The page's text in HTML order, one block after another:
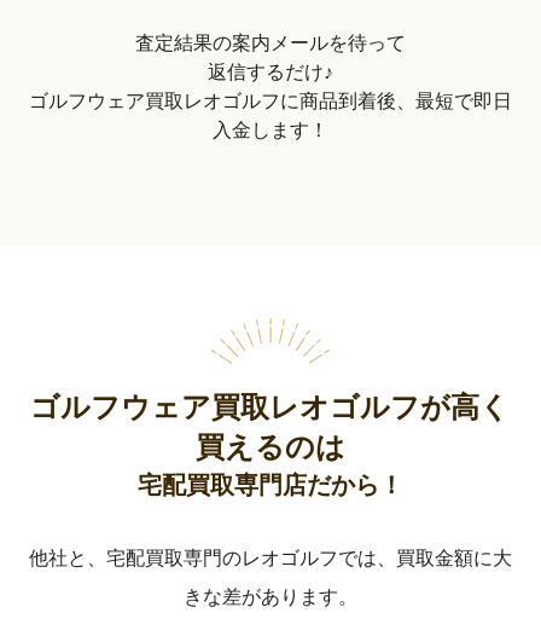
査定結果の案内メールを待って
返信するだけ♪
ゴルフウェア買取レオゴルフに商品到着後、最短で即日
入金します！
ゴルフウェア買取レオゴルフが高く
買えるのは
宅配買取専門店だから！
他社と、宅配買取専門のレオゴルフでは、買取金額に大
きな差があります。